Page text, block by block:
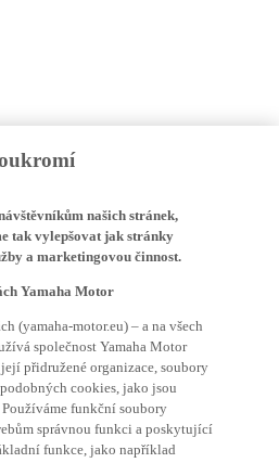
našich stránek,
tak vylepšovat jak stránky
a marketingovou činnost.
společnost Yamaha Motor
přidružené organizace, soubory
cookies, jako jsou
funkční soubory
správnou funkci a poskytující
funkce, jako například
údajů a preferovaných jazyků.